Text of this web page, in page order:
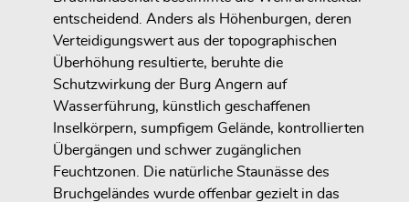
entscheidend. Anders als Höhenburgen, deren
Verteidigungswert aus der topographischen
Überhöhung resultierte, beruhte die
Schutzwirkung der Burg Angern auf
Wasserführung, künstlich geschaffenen
Inselkörpern, sumpfigem Gelände, kontrollierten
Übergängen und schwer zugänglichen
Feuchtzonen. Die natürliche Staunässe des
Bruchgeländes wurde offenbar gezielt in das